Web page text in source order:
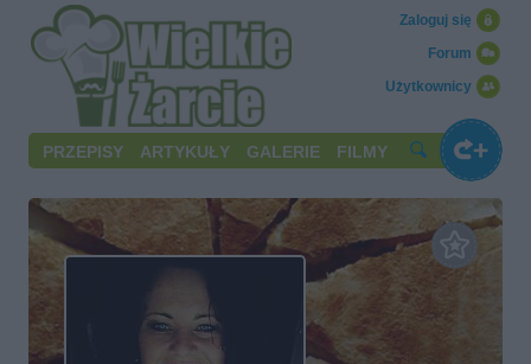
Użytkownicy
Forum
Zaloguj się
PRZEPISY ARTYKUŁY GALERIE FILMY